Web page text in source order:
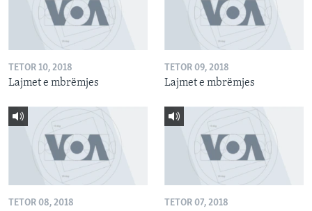
TETOR 10, 2018
Lajmet e mbrëmjes
TETOR 09, 2018
Lajmet e mbrëmjes
TETOR 08, 2018 TETOR 07, 2018